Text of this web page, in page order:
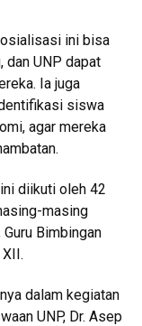
ini bisa
dan UNP dapat
Ia juga
siswa
agar mereka
diikuti oleh 42
masing
Bimbingan
dalam kegiatan
UNP, Dr. Asep